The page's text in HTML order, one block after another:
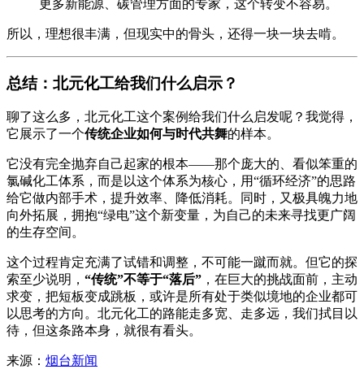
更多新能源、碳管理方面的专家，这个转变不容易。
所以，理想很丰满，但现实中的骨头，还得一块一块去啃。
总结：北元化工给我们什么启示？
聊了这么多，北元化工这个案例给我们什么启发呢？我觉得，
它展示了一个传统企业如何与时代共舞的样本。
它没有完全抛弃自己起家的根本——那个庞大的、看似笨重的
氯碱化工体系，而是以这个体系为核心，用“循环经济”的思路
给它做内部手术，提升效率、降低消耗。同时，又极具魄力地
向外拓展，拥抱“绿电”这个新变量，为自己的未来寻找更广阔
的生存空间。
这个过程肯定充满了试错和调整，不可能一蹴而就。但它的探
索至少说明， “传统”不等于“落后” ，在巨大的挑战面前，主动
求变，把短板变成跳板，或许是所有处于类似境地的企业都可
以思考的方向。北元化工的路能走多宽、走多远，我们拭目以
待，但这条路本身，就很有看头。
来源： 烟台新闻